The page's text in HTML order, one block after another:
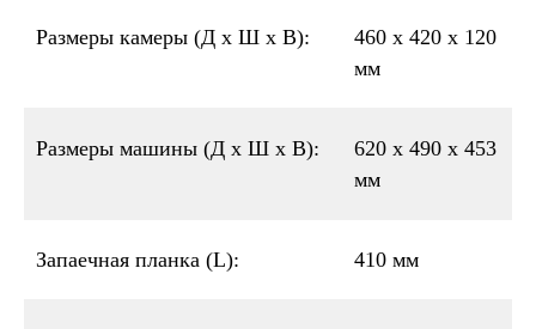
Размеры камеры (Д x Ш x В):
460 х 420 х 120
мм
Размеры машины (Д x Ш x В):
620 х 490 х 453
мм
Запаечная планка (L): 410 мм